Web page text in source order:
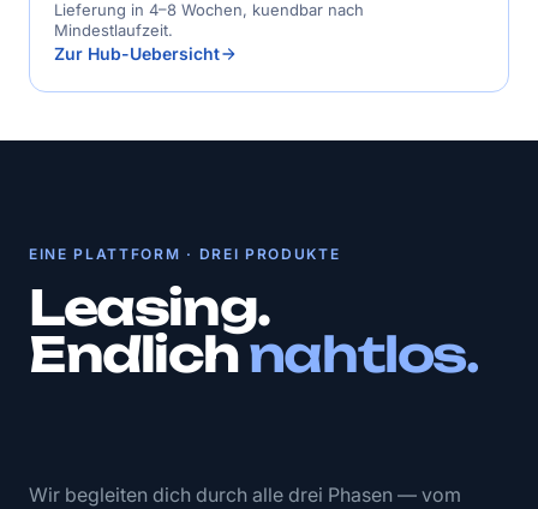
Lieferung in 4–8 Wochen, kuendbar nach
Mindestlaufzeit.
Zur Hub-Uebersicht
EINE PLATTFORM · DREI PRODUKTE
Leasing.
Endlichnahtlos.
Wir begleiten dich durch alle drei Phasen — vom